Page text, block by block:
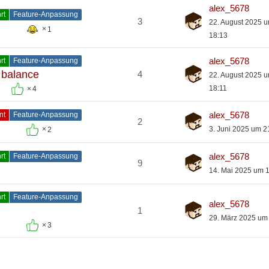
Feature-Anpassung
1
3
alex_5678
22. August 2025
18:13
Feature-Anpassung
4
4
alex_5678
22. August 2025
18:11
Feature-Anpassung
2
2
alex_5678
3. Juni 2025 um
Feature-Anpassung
9
alex_5678
14. Mai 2025 um
Feature-Anpassung
3
1
alex_5678
29. März 2025